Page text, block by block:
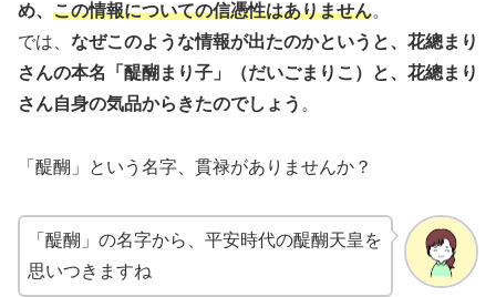
め、 この情報についての信憑性はありません。
では、 なぜこのような情報が出たのかというと、花總まり
さんの本名「醍醐まり子」（だいごまりこ）と、花總まり
さん自身の気品からきたのでしょう 。
「醍醐」という名字、貫禄がありませんか？
「醍醐」の名字から、平安時代の醍醐天皇を
思いつきますね